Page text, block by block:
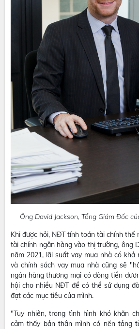
Ông David Jackson, Tổng Giám Đốc
Khi được hỏi, NĐT tính toán tài chính thế
tài chính ngân hàng vào thị trường, ông
năm 2021, lãi suất vay mua nhà có
và chính sách vay mua nhà cũng sẽ
ngân hàng thương mại có dòng tiền
hội cho nhiều NĐT để có thể sử dụng
đạt các mục tiêu của mình.
"Tuy nhiên, trong tình hình khó khăn
cảm thấy bản thân mình có nền tảng